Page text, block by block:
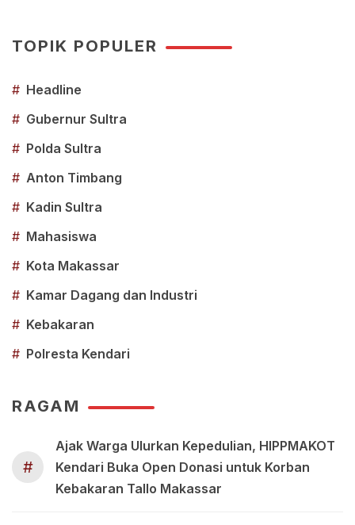
TOPIK POPULER
# Headline
# Gubernur Sultra
# Polda Sultra
# Anton Timbang
# Kadin Sultra
# Mahasiswa
# Kota Makassar
# Kamar Dagang dan Industri
# Kebakaran
# Polresta Kendari
RAGAM
#
Ajak Warga Ulurkan Kepedulian, HIPPMAKOT
Kendari Buka Open Donasi untuk Korban
Kebakaran Tallo Makassar